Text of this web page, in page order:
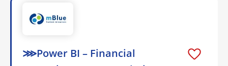
⋙Power BI – Financial